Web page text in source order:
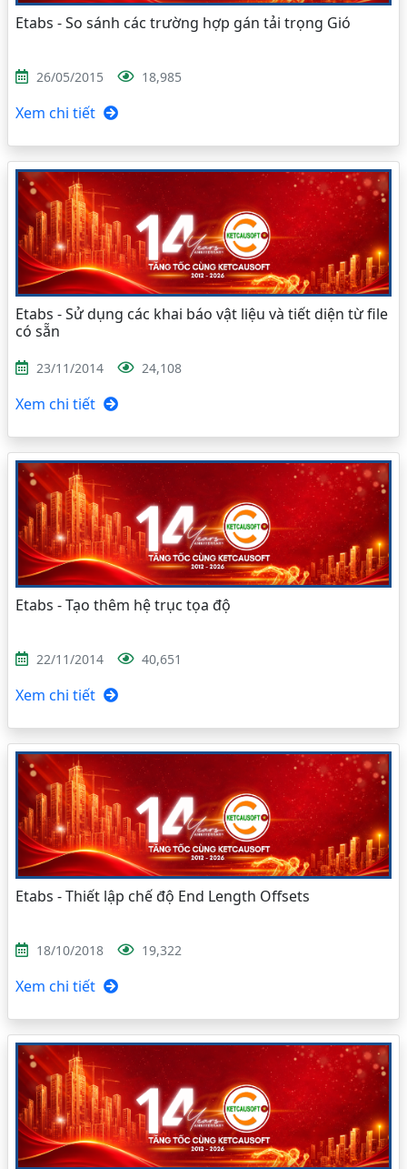
Etabs - So sánh các trường hợp gán tải trọng Gió
26/05/2015 18,985
Xem chi tiết
Etabs - Sử dụng các khai báo vật liệu và tiết diện từ file
có sẵn
23/11/2014 24,108
Xem chi tiết
Etabs - Tạo thêm hệ trục tọa độ
22/11/2014 40,651
Xem chi tiết
Etabs - Thiết lập chế độ End Length Offsets
18/10/2018 19,322
Xem chi tiết